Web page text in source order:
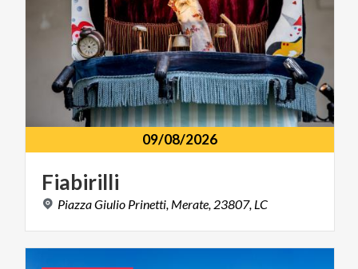
09/08/2026
Fiabirilli
PiazzaGiulio Prinetti, Merate, 23807, LC